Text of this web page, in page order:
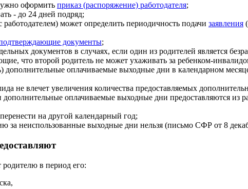
оформить приказ (распоряжение) работодателя;
- до 24 дней подряд;
может определить периодичность подачи заявления
документы;
документов в случаях, если один из родителей является
что второй родитель не может ухаживать за ребенком-
дополнительные оплачиваемые выходные дни в календарном
не влечет увеличения количества предоставляемых
оплачиваемые выходные дни предоставляются из
на другой календарный год;
за неиспользованные выходные дни нельзя (письмо СФР от 8
в период его: